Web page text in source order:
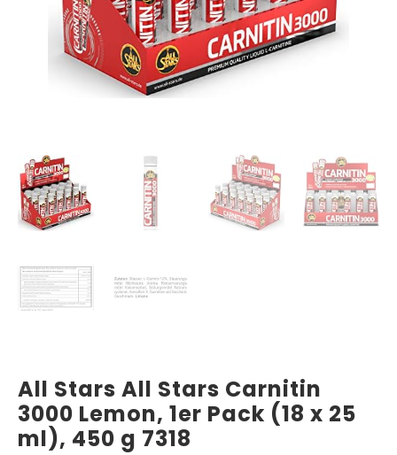
All Stars All Stars Carnitin
3000 Lemon, 1er Pack (18 x 25
ml), 450 g 7318